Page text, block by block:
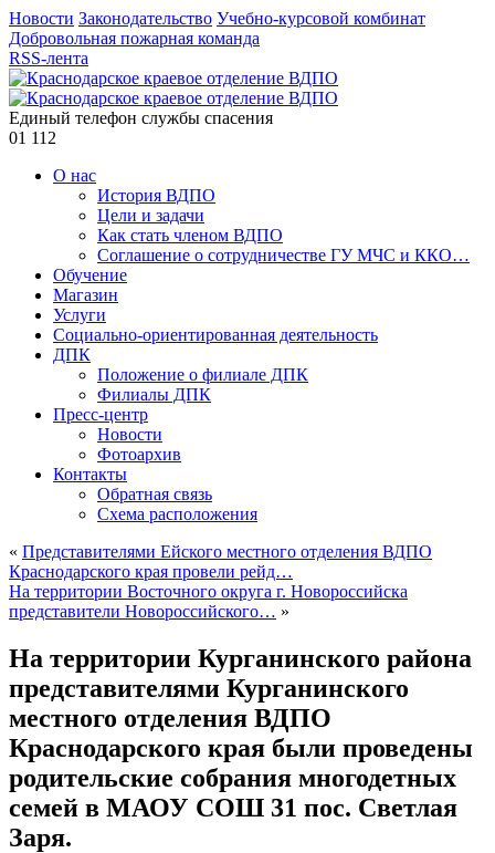
Новости Законодательство Учебно-курсовой комбинат
Добровольная пожарная команда
RSS-лента
Единый телефон службы спасения
01 112
О нас
История ВДПО
Цели и задачи
Как стать членом ВДПО
Соглашение о сотрудничестве ГУ МЧС и ККО…
Обучение
Магазин
Услуги
Социально-ориентированная деятельность
ДПК
Положение о филиале ДПК
Филиалы ДПК
Пресс-центр
Новости
Фотоархив
Контакты
Обратная связь
Схема расположения
« Представителями Ейского местного отделения ВДПО
Краснодарского края провели рейд…
На территории Восточного округа г. Новороссийска
представители Новороссийского… »
На территории Курганинского района
представителями Курганинского
местного отделения ВДПО
Краснодарского края были проведены
родительские собрания многодетных
семей в МАОУ СОШ 31 пос. Светлая
Заря.